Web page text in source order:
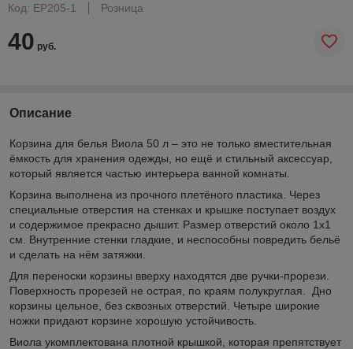
Код: EP205-1
Розница
40 руб.
Описание
Корзина для белья Виола 50 л – это не только вместительная
ёмкость для хранения одежды, но ещё и стильный аксессуар,
который является частью интерьера ванной комнаты.
Корзина выполнена из прочного плетёного пластика. Через
специальные отверстия на стенках и крышке поступает воздух
и содержимое прекрасно дышит. Размер отверстий около 1х1
см. Внутренние стенки гладкие, и неспособны повредить бельё
и сделать на нём затяжки.
Для переноски корзины вверху находятся две ручки-прорези.
Поверхность прорезей не острая, по краям полукруглая. Дно
корзины цельное, без сквозных отверстий. Четыре широкие
ножки придают корзине хорошую устойчивость.
Виола укомплектована плотной крышкой, которая препятствует